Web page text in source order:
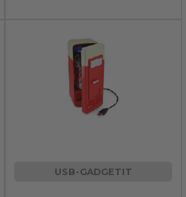
USB-GADGETIT